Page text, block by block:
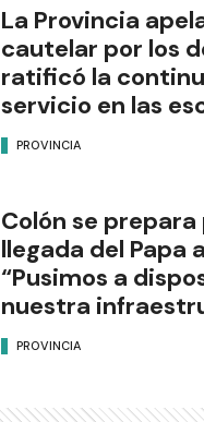
La Provincia
cautelar por los
ratificó la
servicio en las
PROVINCIA
Colón se prepara
llegada del Papa
“Pusimos a
nuestra
PROVINCIA